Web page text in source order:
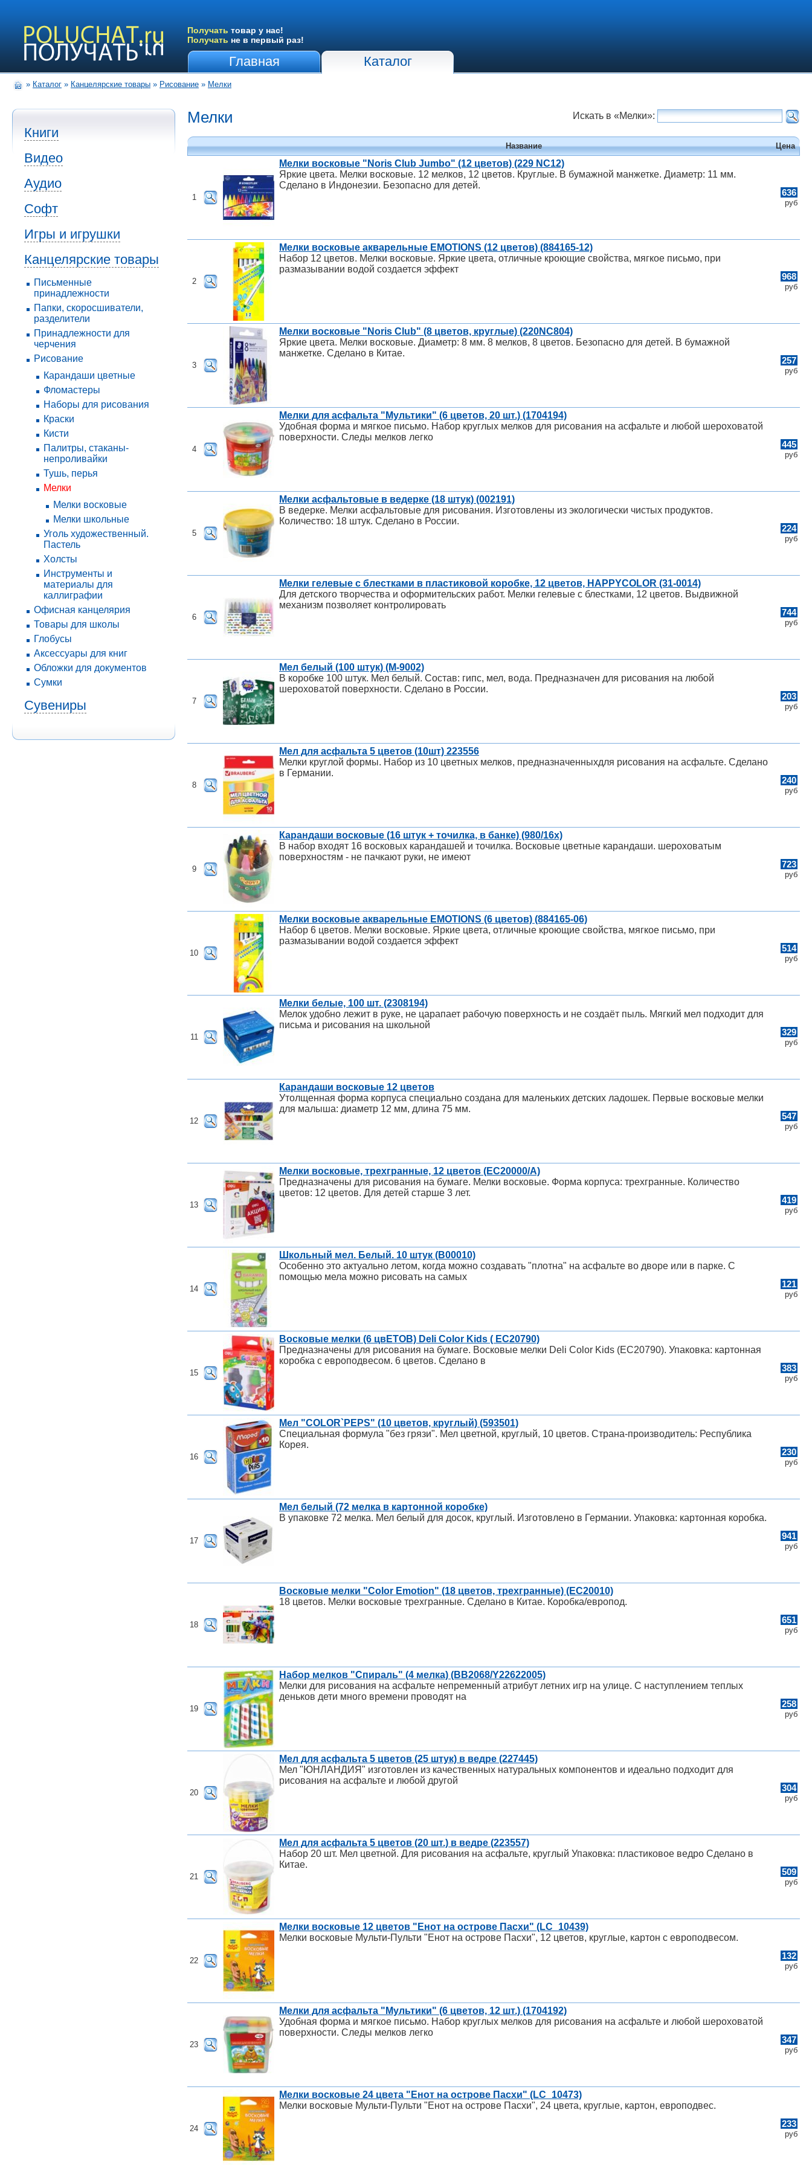
Получать товар у нас!
Получать не в первый раз!
Главная Каталог
» Каталог » Канцелярские товары » Рисование » Мелки
Книги
Видео
Аудио
Софт
Игры и игрушки
Канцелярские товары
Письменные
принадлежности
Папки, скоросшиватели,
разделители
Принадлежности для
черчения
Рисование
Карандаши цветные
Фломастеры
Наборы для рисования
Краски
Кисти
Палитры, стаканы-
непроливайки
Тушь, перья
Мелки
Мелки восковые
Мелки школьные
Уголь художественный.
Пастель
Холсты
Инструменты и
материалы для
каллиграфии
Офисная канцелярия
Товары для школы
Глобусы
Аксессуары для книг
Обложки для документов
Сумки
Сувениры
Искать в «Мелки»:
Мелки
Название Цена
1
Мелки восковые "Noris Club Jumbo" (12 цветов) (229 NC12)
Яркие цвета. Мелки восковые. 12 мелков, 12 цветов. Круглые. В бумажной манжетке. Диаметр: 11 мм.
Сделано в Индонезии. Безопасно для детей.
636
руб
2
Мелки восковые акварельные EMOTIONS (12 цветов) (884165-12)
Набор 12 цветов. Мелки восковые. Яркие цвета, отличные кроющие свойства, мягкое письмо, при
размазывании водой создается эффект
968
руб
3
Мелки восковые "Noris Club" (8 цветов, круглые) (220NC804)
Яркие цвета. Мелки восковые. Диаметр: 8 мм. 8 мелков, 8 цветов. Безопасно для детей. В бумажной
манжетке. Сделано в Китае.
257
руб
4
Мелки для асфальта "Мультики" (6 цветов, 20 шт.) (1704194)
Удобная форма и мягкое письмо. Набор круглых мелков для рисования на асфальте и любой шероховатой
поверхности. Следы мелков легко
445
руб
5
Мелки асфальтовые в ведерке (18 штук) (002191)
В ведерке. Мелки асфальтовые для рисования. Изготовлены из экологически чистых продуктов.
Количество: 18 штук. Сделано в России.
224
руб
6
Мелки гелевые с блестками в пластиковой коробке, 12 цветов, HAPPYCOLOR (31-0014)
Для детского творчества и оформительских работ. Мелки гелевые с блестками, 12 цветов. Выдвижной
механизм позволяет контролировать
744
руб
7
Мел белый (100 штук) (M-9002)
В коробке 100 штук. Мел белый. Состав: гипс, мел, вода. Предназначен для рисования на любой
шероховатой поверхности. Сделано в России.
203
руб
8
Мел для асфальта 5 цветов (10шт) 223556
Мелки круглой формы. Набор из 10 цветных мелков, предназначенныхдля рисования на асфальте. Сделано
в Германии.
240
руб
9
Карандаши восковые (16 штук + точилка, в банке) (980/16x)
В набор входят 16 восковых карандашей и точилка. Восковые цветные карандаши. шероховатым
поверхностям - не пачкают руки, не имеют
723
руб
10
Мелки восковые акварельные EMOTIONS (6 цветов) (884165-06)
Набор 6 цветов. Мелки восковые. Яркие цвета, отличные кроющие свойства, мягкое письмо, при
размазывании водой создается эффект
514
руб
11
Мелки белые, 100 шт. (2308194)
Мелок удобно лежит в руке, не царапает рабочую поверхность и не создаёт пыль. Мягкий мел подходит для
письма и рисования на школьной
329
руб
12
Карандаши восковые 12 цветов
Утолщенная форма корпуса специально создана для маленьких детских ладошек. Первые восковые мелки
для малыша: диаметр 12 мм, длина 75 мм.
547
руб
13
Мелки восковые, трехгранные, 12 цветов (EC20000/A)
Предназначены для рисования на бумаге. Мелки восковые. Форма корпуса: трехгранные. Количество
цветов: 12 цветов. Для детей старше 3 лет.
419
руб
14
Школьный мел. Белый. 10 штук (B00010)
Особенно это актуально летом, когда можно создавать "плотна" на асфальте во дворе или в парке. С
помощью мела можно рисовать на самых
121
руб
15
Восковые мелки (6 цвЕТОВ) Deli Color Kids ( EC20790)
Предназначены для рисования на бумаге. Восковые мелки Deli Color Kids (EC20790). Упаковка: картонная
коробка с европодвесом. 6 цветов. Сделано в
383
руб
16
Мел "COLOR`PEPS" (10 цветов, круглый) (593501)
Специальная формула "без грязи". Мел цветной, круглый, 10 цветов. Страна-производитель: Республика
Корея.
230
руб
17
Мел белый (72 мелка в картонной коробке)
В упаковке 72 мелка. Мел белый для досок, круглый. Изготовлено в Германии. Упаковка: картонная коробка.
941
руб
18
Восковые мелки "Color Emotion" (18 цветов, трехгранные) (EC20010)
18 цветов. Мелки восковые трехгранные. Сделано в Китае. Коробка/европод.
651
руб
19
Набор мелков "Спираль" (4 мелка) (ВВ2068/Y22622005)
Мелки для рисования на асфальте непременный атрибут летних игр на улице. С наступлением теплых
деньков дети много времени проводят на
258
руб
20
Мел для асфальта 5 цветов (25 штук) в ведре (227445)
Мел "ЮНЛАНДИЯ" изготовлен из качественных натуральных компонентов и идеально подходит для
рисования на асфальте и любой другой
304
руб
21
Мел для асфальта 5 цветов (20 шт.) в ведре (223557)
Набор 20 шт. Мел цветной. Для рисования на асфальте, круглый Упаковка: пластиковое ведро Сделано в
Китае.
509
руб
22
Мелки восковые 12 цветов "Енот на острове Пасхи" (LC_10439)
Мелки восковые Мульти-Пульти "Енот на острове Пасхи", 12 цветов, круглые, картон с европодвесом.
132
руб
23
Мелки для асфальта "Мультики" (6 цветов, 12 шт.) (1704192)
Удобная форма и мягкое письмо. Набор круглых мелков для рисования на асфальте и любой шероховатой
поверхности. Следы мелков легко
347
руб
24
Мелки восковые 24 цвета "Енот на острове Пасхи" (LC_10473)
Мелки восковые Мульти-Пульти "Енот на острове Пасхи", 24 цвета, круглые, картон, европодвес.
233
руб